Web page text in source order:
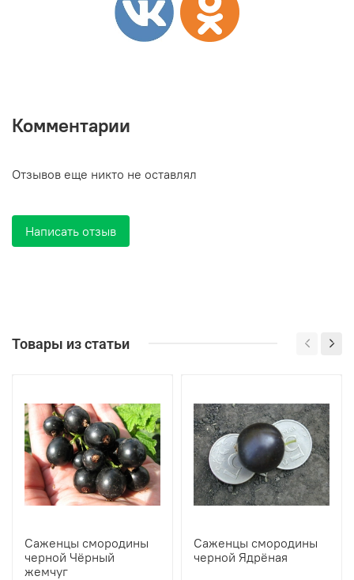
Комментарии
Отзывов еще никто не оставлял
Написать отзыв
Товары из статьи
Саженцы смородины
черной Чёрный
жемчуг
Саженцы смородины
черной Ядрёная